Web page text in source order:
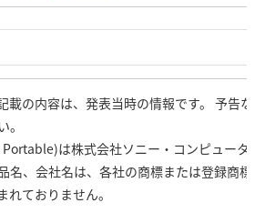
載の内容は、発表当時の情報です。 予告な
は株式会社ソニー・コンピュータ
名、会社名は、各社の商標または登録商標
れておりません。